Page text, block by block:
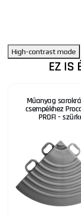
High-contrast mode
EZ IS
Műanyag
csempékhez
PROFI -